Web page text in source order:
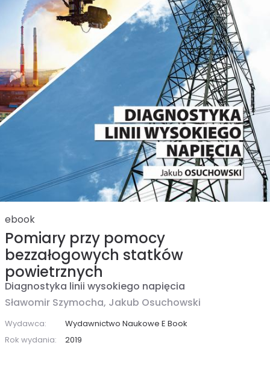
ebook
Pomiary przy pomocy
bezzałogowych statków
powietrznych
Diagnostyka linii wysokiego napięcia
Sławomir Szymocha, Jakub Osuchowski
Wydawca:
Wydawnictwo Naukowe E Book
Rok wydania:
2019